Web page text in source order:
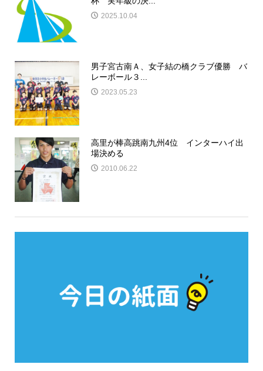
2025.10.04
男子宮古南Ａ、女子結の橋クラブ優勝 バ
レーボール３...
2023.05.23
高里が棒高跳南九州4位 インターハイ出
場決める
2010.06.22